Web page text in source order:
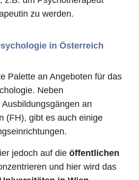
zu werden.
in Österreich
Palette an Angeboten für das
Neben
an
(FH), gibt es auch einige
jedoch auf die öffentlichen
und hier wird das